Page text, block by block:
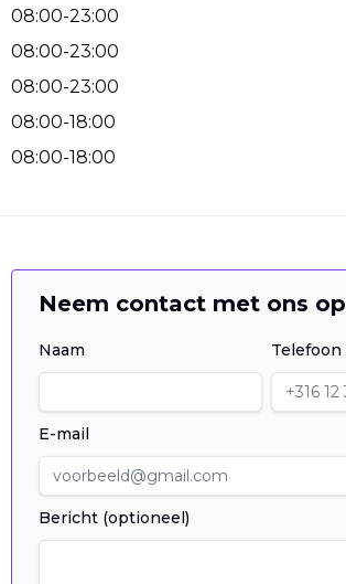
08:00-23:00
08:00-23:00
08:00-23:00
08:00-18:00
08:00-18:00
Neem contact met ons op
Naam Telefoon
E-mail
Bericht (optioneel)